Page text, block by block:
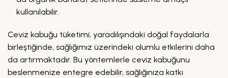
kullanılabilir.
Ceviz kabuğu tüketimi, yaradılışındaki doğal faydalarla
birleştiğinde, sağlığımız üzerindeki olumlu etkilerini daha
da artırmaktadır. Bu yöntemlerle ceviz kabuğunu
beslenmenize entegre edebilir, sağlığınıza katkı